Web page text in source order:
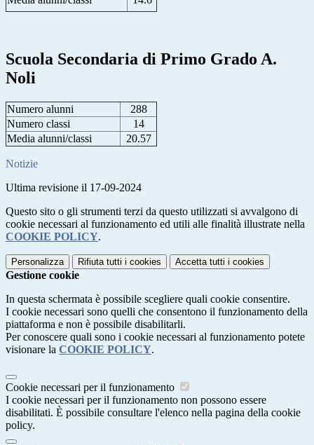
Scuola Secondaria di Primo Grado A.
Noli
Numero alunni
288
Numero classi
14
Media alunni/classi
20.57
Notizie
Ultima revisione il 17-09-2024
Questo sito o gli strumenti terzi da questo utilizzati si avvalgono di
cookie necessari al funzionamento ed utili alle finalità illustrate nella
COOKIE POLICY.
Personalizza Rifiuta tutti i cookies Accetta tutti i cookies
Gestione cookie
In questa schermata è possibile scegliere quali cookie consentire.
I cookie necessari sono quelli che consentono il funzionamento della
piattaforma e non è possibile disabilitarli.
Per conoscere quali sono i cookie necessari al funzionamento potete
visionare la COOKIE POLICY.
Cookie necessari per il funzionamento
I cookie necessari per il funzionamento non possono essere
disabilitati. È possibile consultare l'elenco nella pagina della cookie
policy.